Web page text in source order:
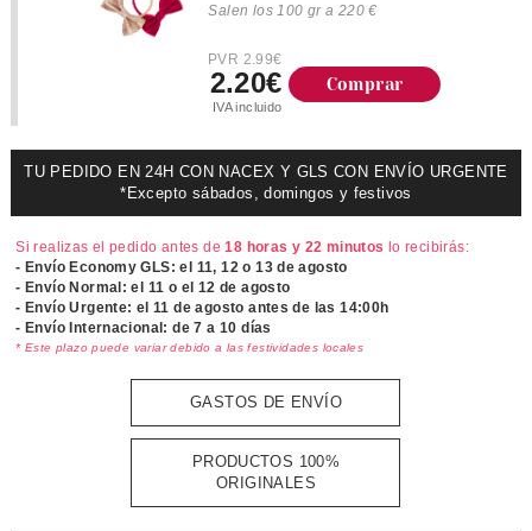
Salen los 100 gr a 220 €
PVR 2.99€
2.20€
IVA incluido
Comprar
TU PEDIDO EN 24H CON NACEX Y GLS CON ENVÍO URGENTE
*Excepto sábados, domingos y festivos
Si realizas el pedido antes de18 horas y 22 minutos lo recibirás:
- Envío Economy GLS: el 11, 12 o 13 de agosto
- Envío Normal: el 11 o el 12 de agosto
- Envío Urgente: el11 de agosto antes de las 14:00h
- Envío Internacional: de 7 a 10 días
* Este plazo puede variar debido a las festividades locales
GASTOS DE ENVÍO
PRODUCTOS 100%
ORIGINALES